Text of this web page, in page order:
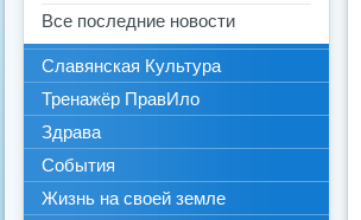
Все последние новости
Славянская Культура
Тренажёр ПравИло
Здрава
События
Жизнь на своей земле